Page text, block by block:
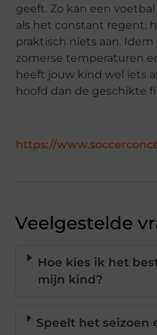
geeft. Zo kan een
als het constant regent,
praktisch niets aan.
zomerse temperaturen
heeft jouw kind wel iets
hoofd dan de geschikte
https://
Veelgestelde
Hoe kies ik het
mijn kind?
Speelt het seizoen